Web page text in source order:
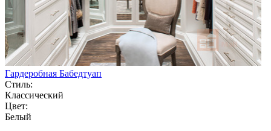
Гардеробная Бабедтуап
Стиль:
Классический
Цвет:
Белый